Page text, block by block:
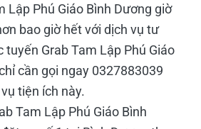
Lập Phú Giáo Bình Dương giờ
bao giờ hết với dịch vụ tư
tuyến Grab Tam Lập Phú Giáo
cần gọi ngay 0327883039
tiện ích này.
Tam Lập Phú Giáo Bình